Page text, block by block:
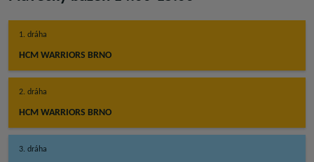
1. dráha
HCM WARRIORS BRNO
2. dráha
HCM WARRIORS BRNO
3. dráha